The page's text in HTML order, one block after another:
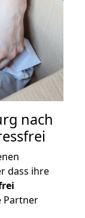
nach
dass ihre
Partner